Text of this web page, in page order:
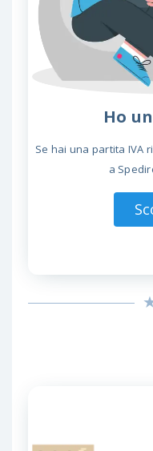
Ho
Se hai una partita IVA
a